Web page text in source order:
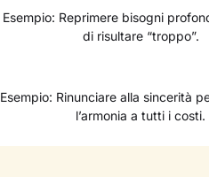
Esempio: Reprimere bisogni
di risultare “troppo”.
Esempio: Rinunciare alla sincerità
l’armonia a tutti i costi.